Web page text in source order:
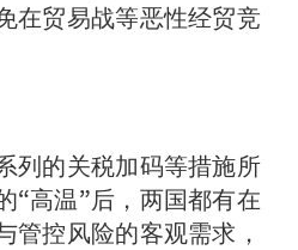
在贸易战等恶性经贸竞
列的关税加码等措施所
“高温”后，两国都有在
管控风险的客观需求，